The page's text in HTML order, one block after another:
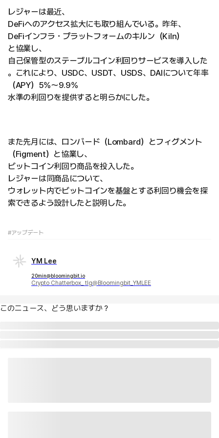
レジャーは最近、
DeFiへのアクセス拡大にも取り組んでいる。昨年、
DeFiインフラ・プラットフォームのキルン（Kiln）
と協業し、
自己保管型のステーブルコイン利回りサービスを導入した
。これにより、USDC、USDT、USDS、DAIについて年率
（APY）5%〜9.9%
水準の利回りを提供すると明らかにした。
また先月には、ロンバード（Lombard）とフィグメント
（Figment）と協業し、
ビットコイン利回り商品を投入した。
レジャーは同商品について、
ウォレット内でビットコインを基盤とする利回り機会を探
索できるよう設計したと説明した。
#アップデート
YM Lee
20min@bloomingbit.io
Crypto Chatterbox_ tlg@Bloomingbit_YMLEE
このニュース、どう思いますか？